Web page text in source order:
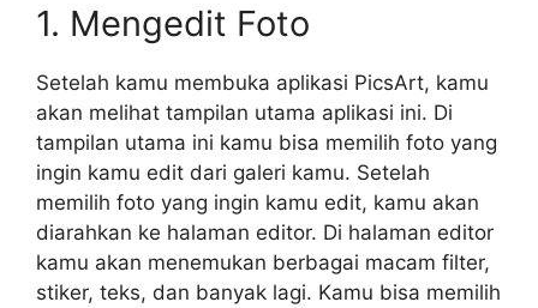
1. Mengedit Foto
Setelah kamu membuka aplikasi PicsArt, kamu
akan melihat tampilan utama aplikasi ini. Di
tampilan utama ini kamu bisa memilih foto yang
ingin kamu edit dari galeri kamu. Setelah
memilih foto yang ingin kamu edit, kamu akan
diarahkan ke halaman editor. Di halaman editor
kamu akan menemukan berbagai macam filter,
stiker, teks, dan banyak lagi. Kamu bisa memilih